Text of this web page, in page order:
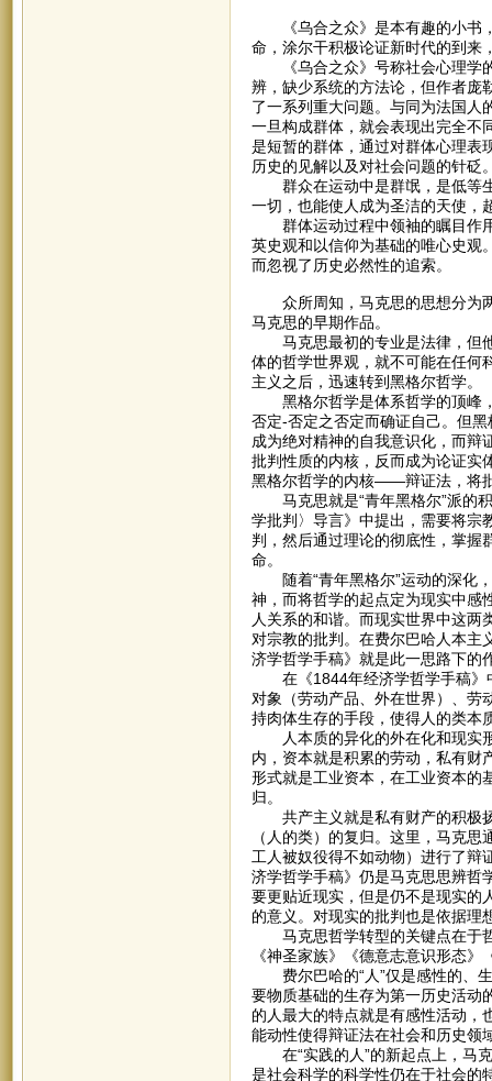
《乌合之众》是本有趣的小书，
命，涂尔干积极论证新时代的到来
《乌合之众》号称社会心理学的
辨，缺少系统的方法论，但作者庞
了一系列重大问题。与同为法国人
一旦构成群体，就会表现出完全不
是短暂的群体，通过对群体心理表
历史的见解以及对社会问题的针砭
群众在运动中是群氓，是低等生
一切，也能使人成为圣洁的天使，
群体运动过程中领袖的瞩目作用
英史观和以信仰为基础的唯心史观
而忽视了历史必然性的追索。
众所周知，马克思的思想分为两
马克思的早期作品。
马克思最初的专业是法律，但他
体的哲学世界观，就不可能在任何
主义之后，迅速转到黑格尔哲学。
黑格尔哲学是体系哲学的顶峰，
否定-否定之否定而确证自己。但
成为绝对精神的自我意识化，而辩
批判性质的内核，反而成为论证实
黑格尔哲学的内核——辩证法，将
马克思就是“青年黑格尔”派的积
学批判〉导言》中提出，需要将宗
判，然后通过理论的彻底性，掌握
命。
随着“青年黑格尔”运动的深化，
神，而将哲学的起点定为现实中感
人关系的和谐。而现实世界中这两
对宗教的批判。在费尔巴哈人本主
济学哲学手稿》就是此一思路下的
在《1844年经济学哲学手稿》
对象（劳动产品、外在世界）、
持肉体生存的手段，使得人的类本
人本质的异化的外在化和现实形
内，资本就是积累的劳动，私有财
形式就是工业资本，在工业资本的
归。
共产主义就是私有财产的积极扬
（人的类）的复归。这里，马克
工人被奴役得不如动物）进行了辩
济学哲学手稿》仍是马克思思辨
要更贴近现实，但是仍不是现实的
的意义。对现实的批判也是依据理
马克思哲学转型的关键点在于哲
《神圣家族》《德意志意识形态
费尔巴哈的“人”仅是感性的、生
要物质基础的生存为第一历史活动
的人最大的特点就是有感性活动，
能动性使得辩证法在社会和历史领
在“实践的人”的新起点上，马克
是社会科学的科学性仍在于社会的